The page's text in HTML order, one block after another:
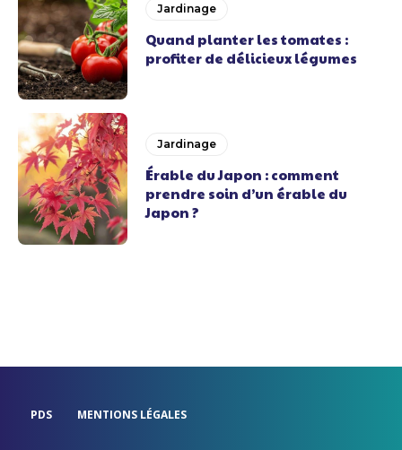
Jardinage
Quand planter les tomates :
profiter de délicieux légumes
Jardinage
Érable du Japon : comment
prendre soin d’un érable du
Japon ?
PDS MENTIONS LÉGALES